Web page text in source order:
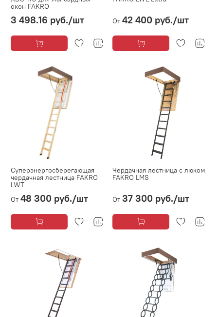
окон FAKRO
3 498.16 руб./шт От 42 400 руб./шт
Суперэнергосберегающая
чердачная лестница FAKRO
LWT
От 48 300 руб./шт
Чердачная лестница с люком
FAKRO LMS
От 37 300 руб./шт